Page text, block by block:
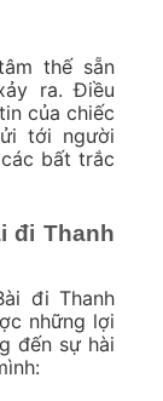
thế sẵn
ra. Điều
của chiếc
tới người
bất trắc
đi Thanh
đi Thanh
những lợi
đến sự hài